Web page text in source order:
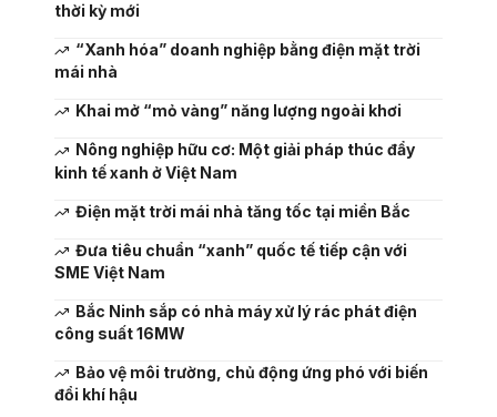
thời kỳ mới
“Xanh hóa” doanh nghiệp bằng điện mặt trời
mái nhà
Khai mở “mỏ vàng” năng lượng ngoài khơi
Nông nghiệp hữu cơ: Một giải pháp thúc đẩy
kinh tế xanh ở Việt Nam
Điện mặt trời mái nhà tăng tốc tại miền Bắc
Đưa tiêu chuẩn “xanh” quốc tế tiếp cận với
SME Việt Nam
Bắc Ninh sắp có nhà máy xử lý rác phát điện
công suất 16MW
Bảo vệ môi trường, chủ động ứng phó với biến
đổi khí hậu